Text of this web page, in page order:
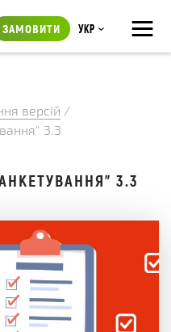
≡
ЗАМОВИТИ Укр
версій /
3.3
3.3